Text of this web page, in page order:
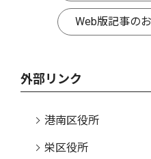
Web版記事の
外部リンク
港南区役所
栄区役所